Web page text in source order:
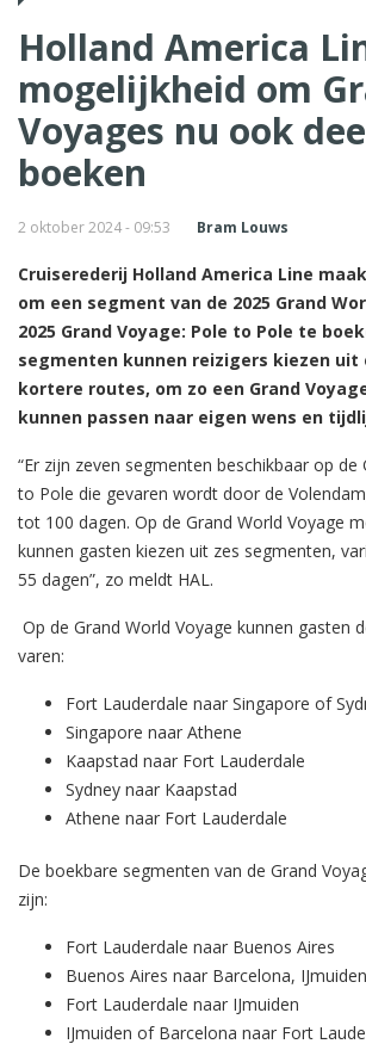
Holland America
mogelijkheid om
Voyages nu ook
boeken
2 oktober 2024 - 09:53 Bram Louws
Cruiserederij Holland America Line
om een segment van de 2025 Grand
2025 Grand Voyage: Pole to Pole te
segmenten kunnen reizigers kiezen uit
kortere routes, om zo een Grand
kunnen passen naar eigen wens en
“Er zijn zeven segmenten beschikbaar op de
to Pole die gevaren wordt door de
tot 100 dagen. Op de Grand World Voyage
kunnen gasten kiezen uit zes segmenten,
55 dagen”, zo meldt HAL.
Op de Grand World Voyage kunnen gasten
varen:
Fort Lauderdale naar Singapore of
Singapore naar Athene
Kaapstad naar Fort Lauderdale
Sydney naar Kaapstad
Athene naar Fort Lauderdale
De boekbare segmenten van de Grand
zijn:
Fort Lauderdale naar Buenos Aires
Buenos Aires naar Barcelona,
Fort Lauderdale naar IJmuiden
IJmuiden of Barcelona naar Fort